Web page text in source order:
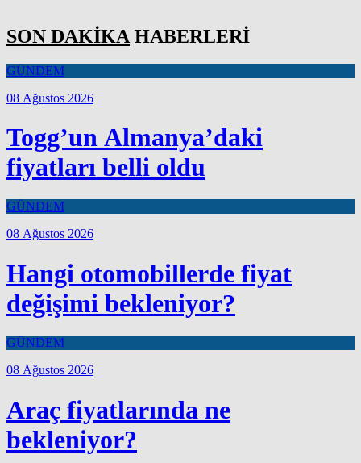
SON DAKİKA HABERLERİ
GÜNDEM
08 Ağustos 2026
Togg’un Almanya’daki
fiyatları belli oldu
GÜNDEM
08 Ağustos 2026
Hangi otomobillerde fiyat
değişimi bekleniyor?
GÜNDEM
08 Ağustos 2026
Araç fiyatlarında ne
bekleniyor?